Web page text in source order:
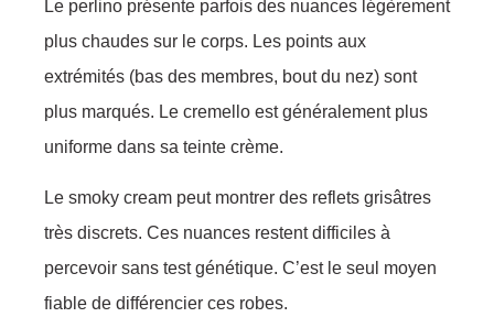
Le perlino présente parfois des nuances légèrement
plus chaudes sur le corps. Les points aux
extrémités (bas des membres, bout du nez) sont
plus marqués. Le cremello est généralement plus
uniforme dans sa teinte crème.
Le smoky cream peut montrer des reflets grisâtres
très discrets. Ces nuances restent difficiles à
percevoir sans test génétique. C’est le seul moyen
fiable de différencier ces robes.